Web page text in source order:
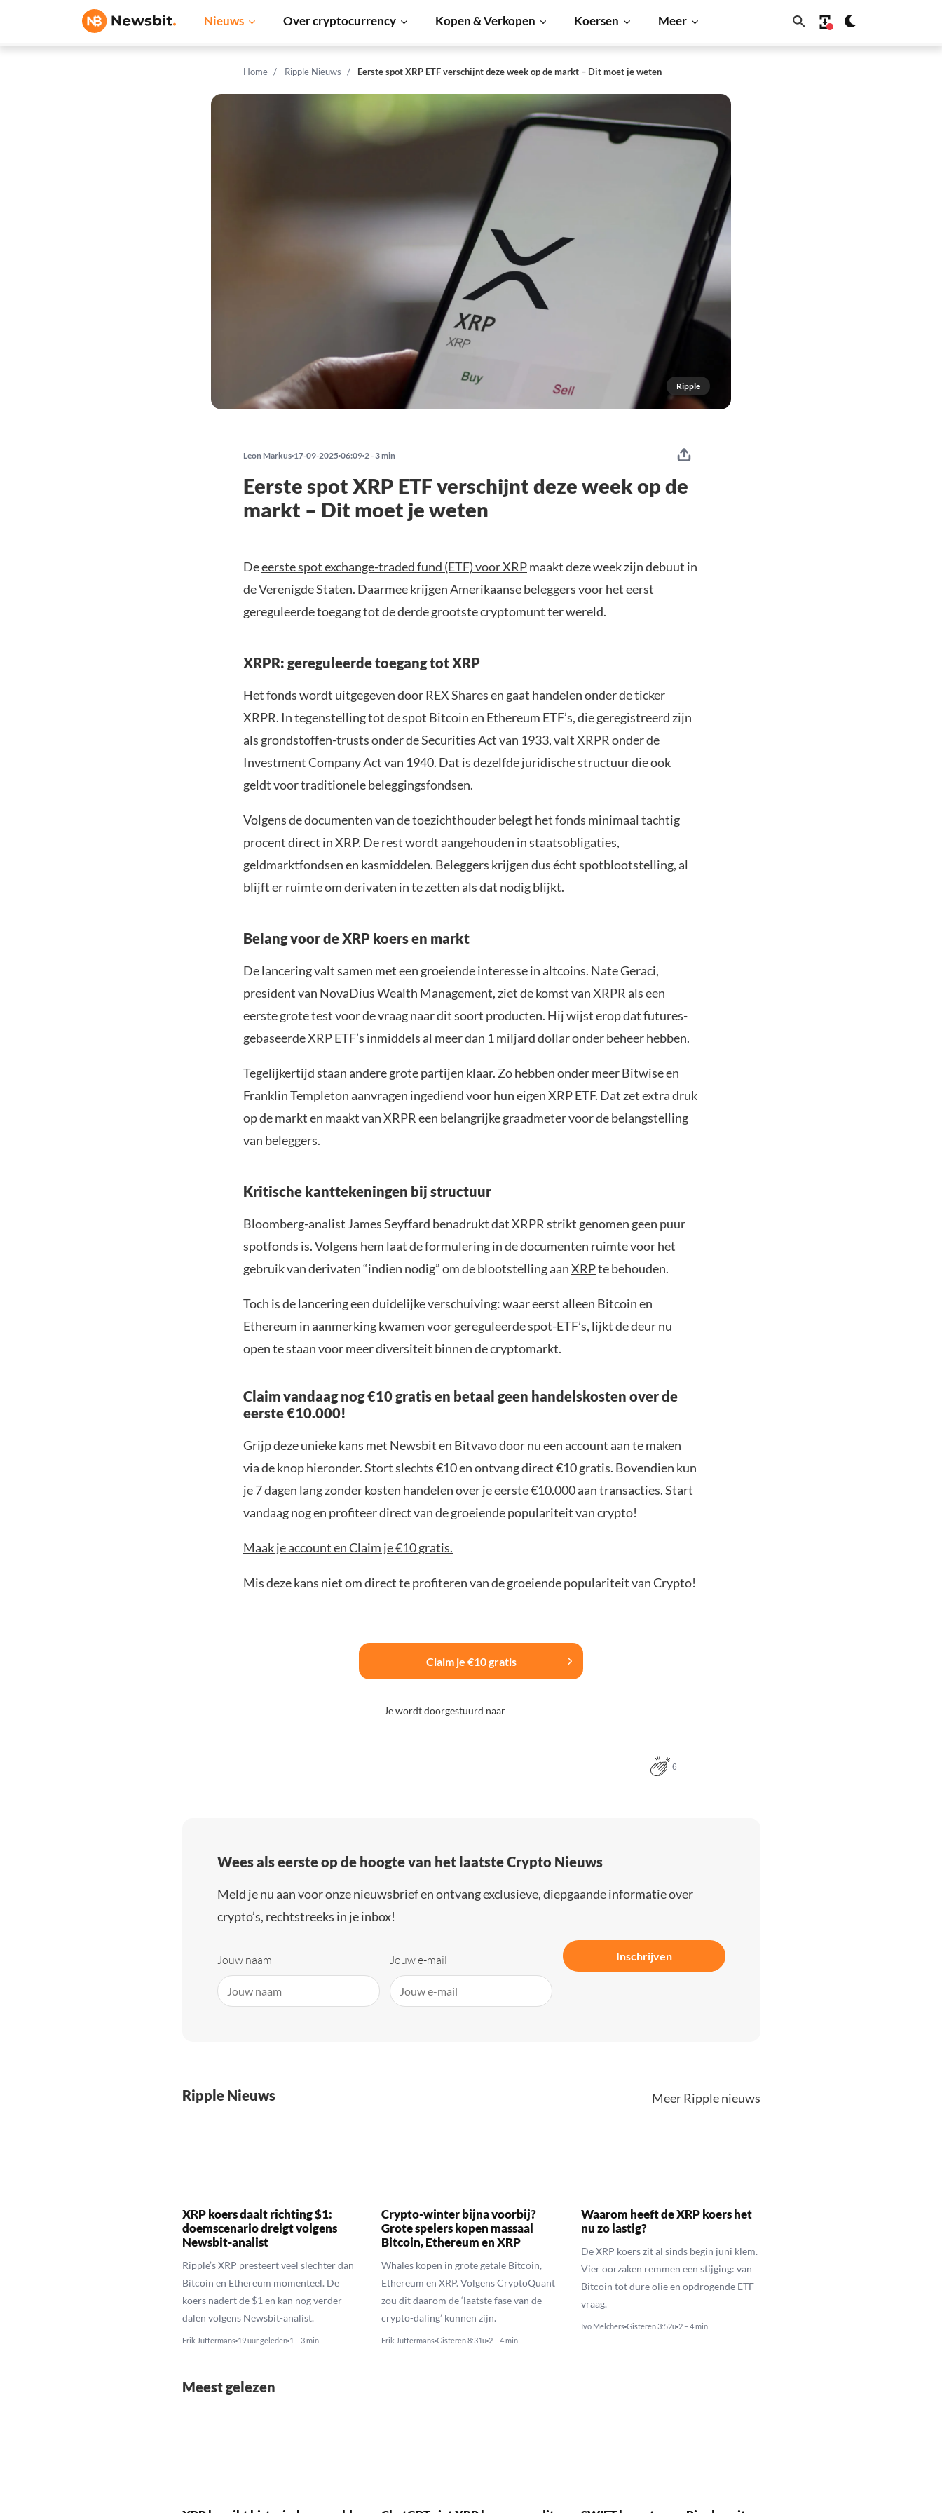
Nieuws Over cryptocurrency Kopen & Verkopen Koersen Meer
Home Ripple Nieuws Eerste spot XRP ETF verschijnt deze week op de markt – Dit moet je weten
Ripple
Leon Markus 17-09-2025 06:09 2 - 3 min
Eerste spot XRP ETF verschijnt deze week op de
markt – Dit moet je weten
Deeerste spot exchange-traded fund (ETF) voor XRPmaakt deze week zijn debuut in
de Verenigde Staten. Daarmee krijgen Amerikaanse beleggers voor het eerst
gereguleerde toegang tot de derde grootste cryptomunt ter wereld.
XRPR: gereguleerde toegang tot XRP
Het fonds wordt uitgegeven door REX Shares en gaat handelen onder de ticker
XRPR. In tegenstelling tot de spot Bitcoin en Ethereum ETF’s, die geregistreerd zijn
als grondstoffen-trusts onder de Securities Act van 1933, valt XRPR onder de
Investment Company Act van 1940. Dat is dezelfde juridische structuur die ook
geldt voor traditionele beleggingsfondsen.
Volgens de documenten van de toezichthouder belegt het fonds minimaal tachtig
procent direct in XRP. De rest wordt aangehouden in staatsobligaties,
geldmarktfondsen en kasmiddelen. Beleggers krijgen dus écht spotblootstelling, al
blijft er ruimte om derivaten in te zetten als dat nodig blijkt.
Belang voor de XRP koers en markt
De lancering valt samen met een groeiende interesse in altcoins. Nate Geraci,
president van NovaDius Wealth Management, ziet de komst van XRPR als een
eerste grote test voor de vraag naar dit soort producten. Hij wijst erop dat futures-
gebaseerde XRP ETF’s inmiddels al meer dan 1 miljard dollar onder beheer hebben.
Tegelijkertijd staan andere grote partijen klaar. Zo hebben onder meer Bitwise en
Franklin Templeton aanvragen ingediend voor hun eigen XRP ETF. Dat zet extra druk
op de markt en maakt van XRPR een belangrijke graadmeter voor de belangstelling
van beleggers.
Kritische kanttekeningen bij structuur
Bloomberg-analist James Seyffard benadrukt dat XRPR strikt genomen geen puur
spotfonds is. Volgens hem laat de formulering in de documenten ruimte voor het
gebruik van derivaten “indien nodig” om de blootstelling aanXRPte behouden.
Toch is de lancering een duidelijke verschuiving: waar eerst alleen Bitcoin en
Ethereum in aanmerking kwamen voor gereguleerde spot-ETF’s, lijkt de deur nu
open te staan voor meer diversiteit binnen de cryptomarkt.
Claim vandaag nog €10 gratis en betaal geen handelskosten over de
eerste €10.000!
Grijp deze unieke kans met Newsbit en Bitvavo door nu een account aan te maken
via de knop hieronder. Stort slechts €10 en ontvang direct €10 gratis. Bovendien kun
je 7 dagen lang zonder kosten handelen over je eerste €10.000 aan transacties. Start
vandaag nog en profiteer direct van de groeiende populariteit van crypto!
Maak je account en Claim je €10 gratis.
Mis deze kans niet om direct te profiteren van de groeiende populariteit van Crypto!
Claim je €10 gratis
Je wordt doorgestuurd naar
6
Wees als eerste op de hoogte van het laatste Crypto Nieuws
Meld je nu aan voor onze nieuwsbrief en ontvang exclusieve, diepgaande informatie over
crypto’s, rechtstreeks in je inbox!
Jouw naam Jouw e-mail Inschrijven
Ripple Nieuws Meer Ripple nieuws
XRP koers daalt richting $1:
doemscenario dreigt volgens
Newsbit-analist
Ripple’s XRP presteert veel slechter dan
Bitcoin en Ethereum momenteel. De
koers nadert de $1 en kan nog verder
dalen volgens Newsbit-analist.
Erik Juffermans 19 uur geleden 1 – 3 min
Crypto-winter bijna voorbij?
Grote spelers kopen massaal
Bitcoin, Ethereum en XRP
Whales kopen in grote getale Bitcoin,
Ethereum en XRP. Volgens CryptoQuant
zou dit daarom de ‘laatste fase van de
crypto-daling’ kunnen zijn.
Erik Juffermans Gisteren 8:31u 2 – 4 min
Waarom heeft de XRP koers het
nu zo lastig?
De XRP koers zit al sinds begin juni klem.
Vier oorzaken remmen een stijging: van
Bitcoin tot dure olie en opdrogende ETF-
vraag.
Ivo Melchers Gisteren 3:52u 2 – 4 min
Meest gelezen